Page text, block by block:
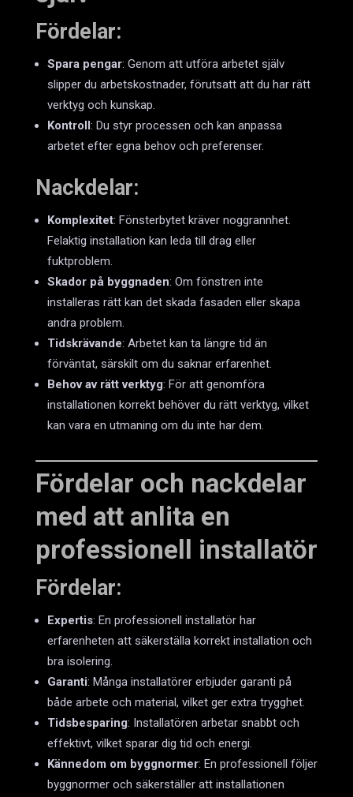
Fördelar:
Spara pengar: Genom att utföra arbetet själv
slipper du arbetskostnader, förutsatt att du har rätt
verktyg och kunskap.
Kontroll: Du styr processen och kan anpassa
arbetet efter egna behov och preferenser.
Nackdelar:
Komplexitet: Fönsterbytet kräver noggrannhet.
Felaktig installation kan leda till drag eller
fuktproblem.
Skador på byggnaden: Om fönstren inte
installeras rätt kan det skada fasaden eller skapa
andra problem.
Tidskrävande: Arbetet kan ta längre tid än
förväntat, särskilt om du saknar erfarenhet.
Behov av rätt verktyg: För att genomföra
installationen korrekt behöver du rätt verktyg, vilket
kan vara en utmaning om du inte har dem.
Fördelar och nackdelar
med att anlita en
professionell installatör
Fördelar:
Expertis: En professionell installatör har
erfarenheten att säkerställa korrekt installation och
bra isolering.
Garanti: Många installatörer erbjuder garanti på
både arbete och material, vilket ger extra trygghet.
Tidsbesparing: Installatören arbetar snabbt och
effektivt, vilket sparar dig tid och energi.
Kännedom om byggnormer: En professionell följer
byggnormer och säkerställer att installationen